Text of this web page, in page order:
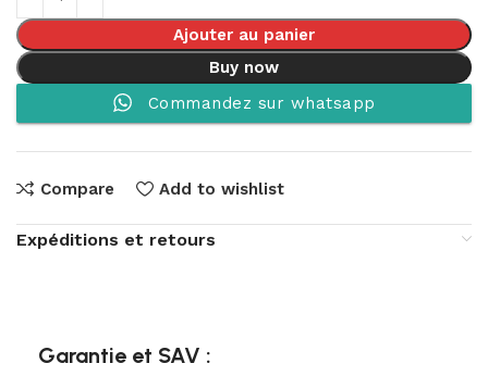
Ajouter au panier
Buy now
Commandez sur whatsapp
Compare Add to wishlist
Expéditions et retours
Garantie et SAV :